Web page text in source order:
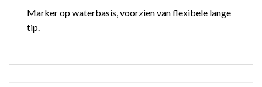
Marker op waterbasis, voorzien van flexibele lange
tip.